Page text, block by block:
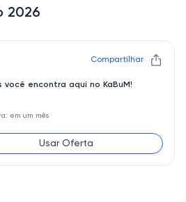
2026
Compartilhar
você encontra aqui no KaBuM!
em um mês
Usar Oferta